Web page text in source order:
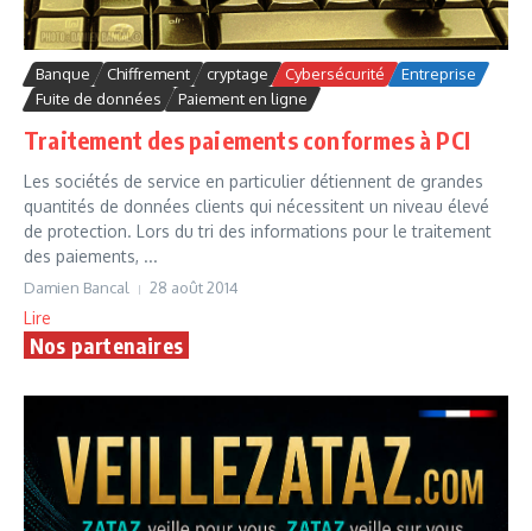
Banque Chiffrement cryptage Cybersécurité
Entreprise
Fuite de données
Paiement en ligne
Traitement des paiements conformes à PCI
Les sociétés de service en particulier détiennent de grandes
quantités de données clients qui nécessitent un niveau élevé
de protection. Lors du tri des informations pour le traitement
des paiements, ...
Damien Bancal 28 août 2014
Lire
Nos partenaires